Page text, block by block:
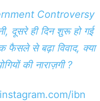
Controversy
दूसरे ही दिन शुरू हो गई
फैसले से बढ़ा विवाद, क्या
की नाराज़गी ?
ibn